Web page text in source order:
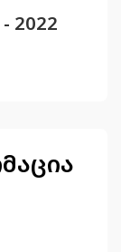
- 2022